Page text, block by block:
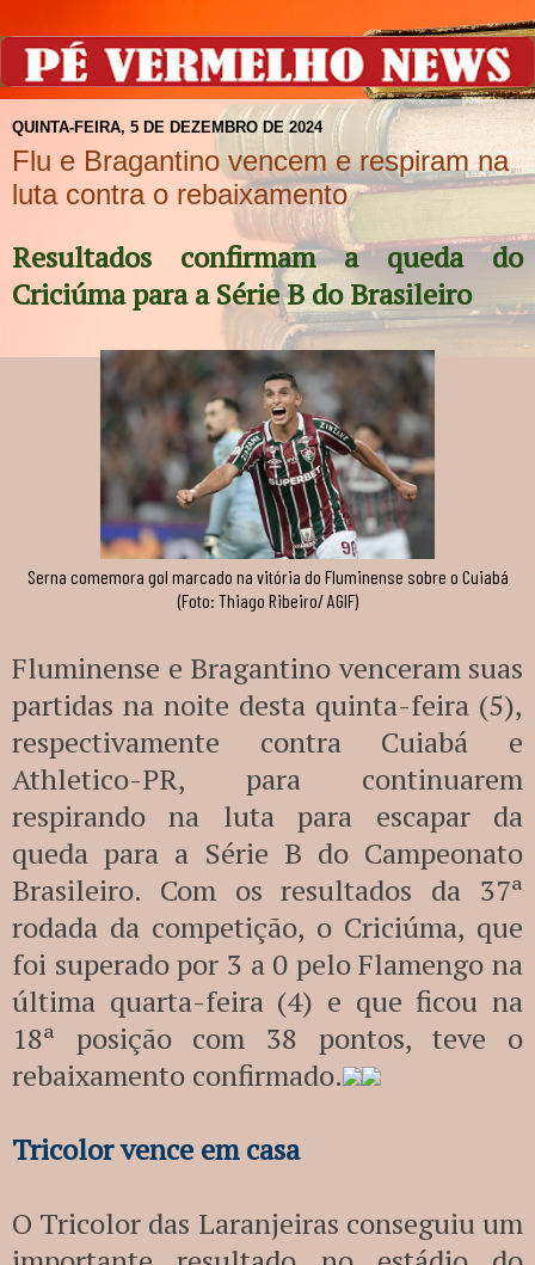
QUINTA-FEIRA, 5 DE DEZEMBRO DE 2024
Flu e Bragantino vencem e respiram na
luta contra o rebaixamento
Resultados confirmam a queda do
Criciúma para a Série B do Brasileiro
Serna comemora gol marcado na vitória do Fluminense sobre o Cuiabá
(Foto: Thiago Ribeiro/ AGIF)
Fluminense e Bragantino venceram suas
partidas na noite desta quinta-feira (5),
respectivamente contra Cuiabá e
Athletico-PR, para continuarem
respirando na luta para escapar da
queda para a Série B do Campeonato
Brasileiro. Com os resultados da 37ª
rodada da competição, o Criciúma, que
foi superado por 3 a 0 pelo Flamengo na
última quarta-feira (4) e que ficou na
18ª posição com 38 pontos, teve o
rebaixamento confirmado.
Tricolor vence em casa
O Tricolor das Laranjeiras conseguiu um